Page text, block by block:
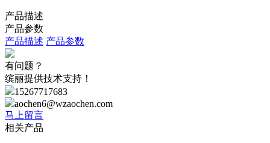
产品描述
产品参数
产品描述 产品参数
有问题？
缤丽提供技术支持！
15267717683
aochen6@wzaochen.com
马上留言
相关产品